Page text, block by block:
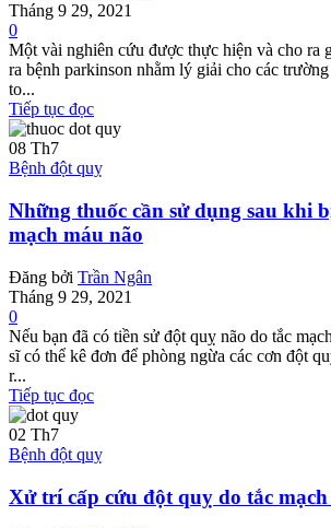
Tháng 9 29, 2021
0
Một vài nghiên cứu được thực hiện và cho ra
ra bệnh parkinson nhằm lý giải cho các
to...
Tiếp tục đọc
08 Th7
Bệnh đột quỵ
Những thuốc cần sử dụng sau khi
mạch máu não
Đăng bởi Trần Ngân
Tháng 9 29, 2021
0
Nếu bạn đã có tiền sử đột quỵ não do tắc
sĩ có thể kê đơn để phòng ngừa các cơn đột
r...
Tiếp tục đọc
02 Th7
Bệnh đột quỵ
Xử trí cấp cứu đột quỵ do tắc